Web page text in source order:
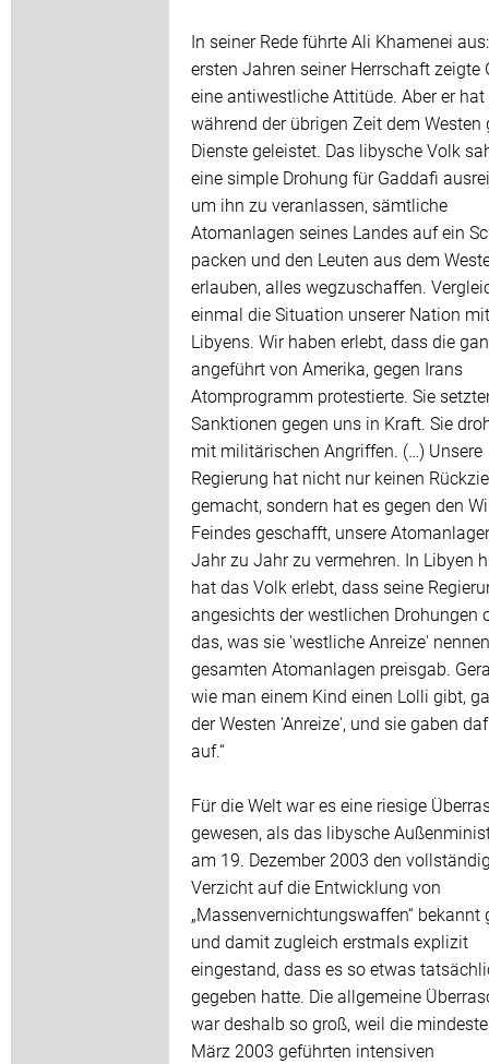
In seiner Rede führte Ali Khamenei
ersten Jahren seiner Herrschaft zeigte
eine antiwestliche Attitüde. Aber er hat
während der übrigen Zeit dem Westen
Dienste geleistet. Das libysche Volk
eine simple Drohung für Gaddafi
um ihn zu veranlassen, sämtliche
Atomanlagen seines Landes auf ein
packen und den Leuten aus dem
erlauben, alles wegzuschaffen.
einmal die Situation unserer Nation
Libyens. Wir haben erlebt, dass die
angeführt von Amerika, gegen Irans
Atomprogramm protestierte. Sie
Sanktionen gegen uns in Kraft. Sie
mit militärischen Angriffen. (…) Unsere
Regierung hat nicht nur keinen
gemacht, sondern hat es gegen den
Feindes geschafft, unsere
Jahr zu Jahr zu vermehren. In Libyen
hat das Volk erlebt, dass seine
angesichts der westlichen Drohungen
das, was sie 'westliche Anreize'
gesamten Atomanlagen preisgab.
wie man einem Kind einen Lolli gibt,
der Westen 'Anreize', und sie gaben
auf.“
Für die Welt war es eine riesige
gewesen, als das libysche
am 19. Dezember 2003 den
Verzicht auf die Entwicklung von
„Massenvernichtungswaffen“ bekannt
und damit zugleich erstmals explizit
eingestand, dass es so etwas
gegeben hatte. Die allgemeine
war deshalb so groß, weil die
März 2003 geführten intensiven